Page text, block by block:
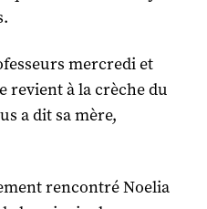
mercredi et
revient à la crèche du
a dit sa mère,
rencontré Noelia